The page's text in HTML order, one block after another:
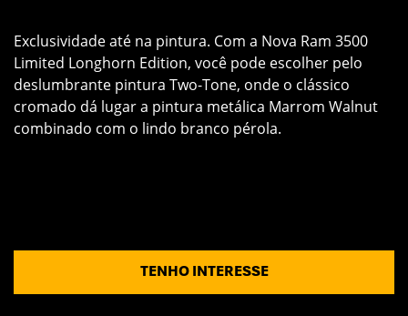
Exclusividade até na pintura. Com a Nova Ram 3500
Limited Longhorn Edition, você pode escolher pelo
deslumbrante pintura Two-Tone, onde o clássico
cromado dá lugar a pintura metálica Marrom Walnut
combinado com o lindo branco pérola.
TENHO INTERESSE